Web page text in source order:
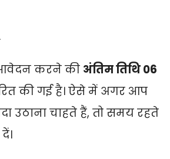
करने की अंतिम तिथि 06
की गई है। ऐसे में अगर आप
उठाना चाहते हैं, तो समय रहते